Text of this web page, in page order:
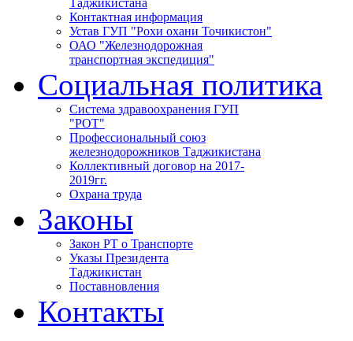
Контактная информация
Устав ГУП "Рохи охани Точикистон"
ОАО "Железнодорожная
транспортная экспедиция"
Социальная политика
Система здравоохранения ГУП
"РОТ"
Профессиональный союз
железнодорожников Таджикистана
Коллективный договор на 2017-
2019гг.
Охрана труда
Законы
Закон РТ о Транспорте
Указы Президента
Таджикистан
Поставновления
Контакты